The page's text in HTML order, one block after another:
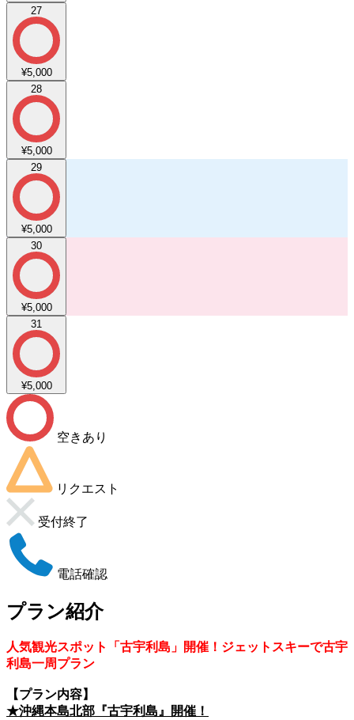
27
¥5,000
28
¥5,000
29
¥5,000
30
¥5,000
31
¥5,000
空きあり
リクエスト
受付終了
電話確認
プラン紹介
人気観光スポット「古宇利島」開催！ジェットスキーで古宇
利島一周プラン
【プラン内容】
★沖縄本島北部『古宇利島』開催！